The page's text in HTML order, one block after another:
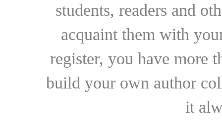
students, readers and
acquaint them with
register, you have more
build your own author
it